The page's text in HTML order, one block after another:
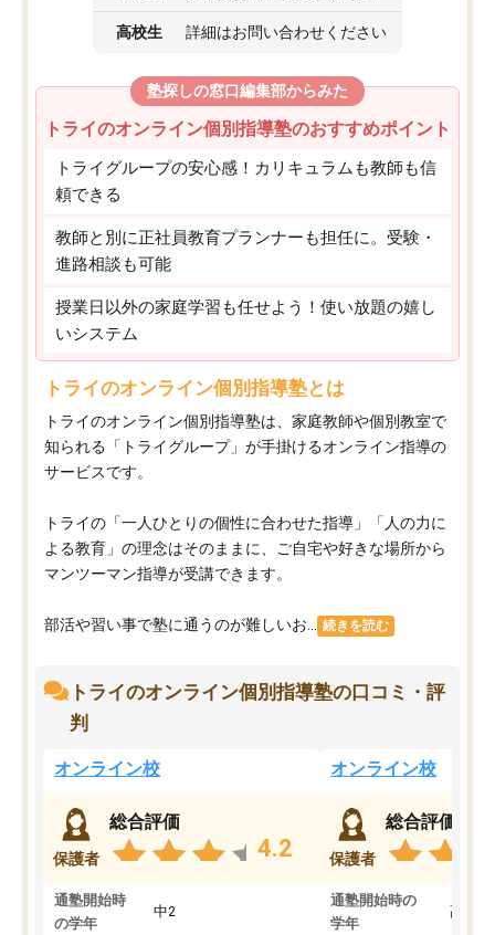
高校生 詳細はお問い合わせください
塾探しの窓口編集部からみた
トライのオンライン個別指導塾のおすすめポイント
トライグループの安心感！カリキュラムも教師も信
頼できる
教師と別に正社員教育プランナーも担任に。受験・
進路相談も可能
授業日以外の家庭学習も任せよう！使い放題の嬉し
いシステム
トライのオンライン個別指導塾とは
トライのオンライン個別指導塾は、家庭教師や個別教室で
知られる「トライグループ」が手掛けるオンライン指導の
サービスです。
トライの「一人ひとりの個性に合わせた指導」「人の力に
よる教育」の理念はそのままに、ご自宅や好きな場所から
マンツーマン指導が受講できます。
部活や習い事で塾に通うのが難しいお... 続きを読む
トライのオンライン個別指導塾の口コミ・評
判
オンライン校
保護者
総合評価
4.2
通塾開始時
の学年
中2
オンライン校
保護者
総合評価
通塾開始時の
学年
高3